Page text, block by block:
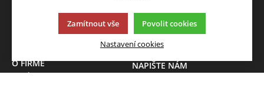
Vrácení zboží
Zásady zpracování osobních
Zboží výprodej
O FIRMĚ
O nás
NAPIŠTE NÁM
Zamítnout vše Povolit cookies
Nastavení cookies